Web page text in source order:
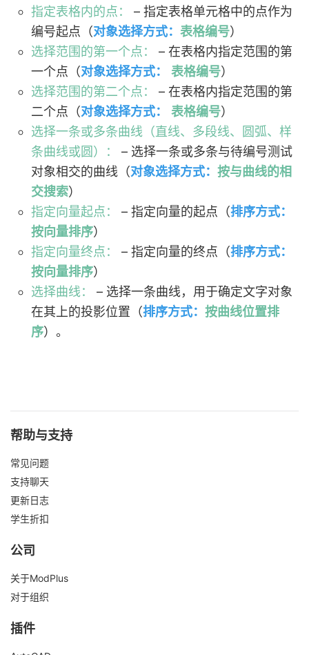
指定表格内的点：
– 指定表格单元格中的点作为
编号起点（对象选择方式： 表格编号）
选择范围的第一个点：
– 在表格内指定范围的第
一个点（对象选择方式： 表格编号）
选择范围的第二个点：
– 在表格内指定范围的第
二个点（对象选择方式： 表格编号）
选择一条或多条曲线（直线、多段线、圆弧、样
条曲线或圆）：
– 选择一条或多条与待编号测试
对象相交的曲线（对象选择方式： 按与曲线的相
交搜索）
指定向量起点：
– 指定向量的起点（排序方式：
按向量排序）
指定向量终点：
– 指定向量的终点（排序方式：
按向量排序）
选择曲线：
– 选择一条曲线，用于确定文字对象
在其上的投影位置（排序方式： 按曲线位置排
序）。
帮助与支持
常见问题
支持聊天
更新日志
学生折扣
公司
关于ModPlus
对于组织
插件